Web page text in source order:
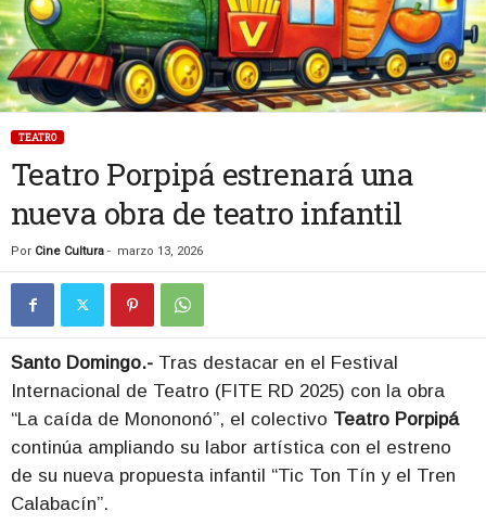
TEATRO
Teatro Porpipá estrenará una
nueva obra de teatro infantil
Por Cine Cultura - marzo 13, 2026
Santo Domingo.- Tras destacar en el Festival
Internacional de Teatro (FITE RD 2025) con la obra
“La caída de Monononó”, el colectivo Teatro Porpipá
continúa ampliando su labor artística con el estreno
de su nueva propuesta infantil “Tic Ton Tín y el Tren
Calabacín”.